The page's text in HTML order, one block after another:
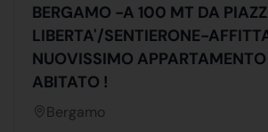
BERGAMO -A 100 MT DA
LIBERTA'/SENTIERONE-
NUOVISSIMO
ABITATO !
Bergamo